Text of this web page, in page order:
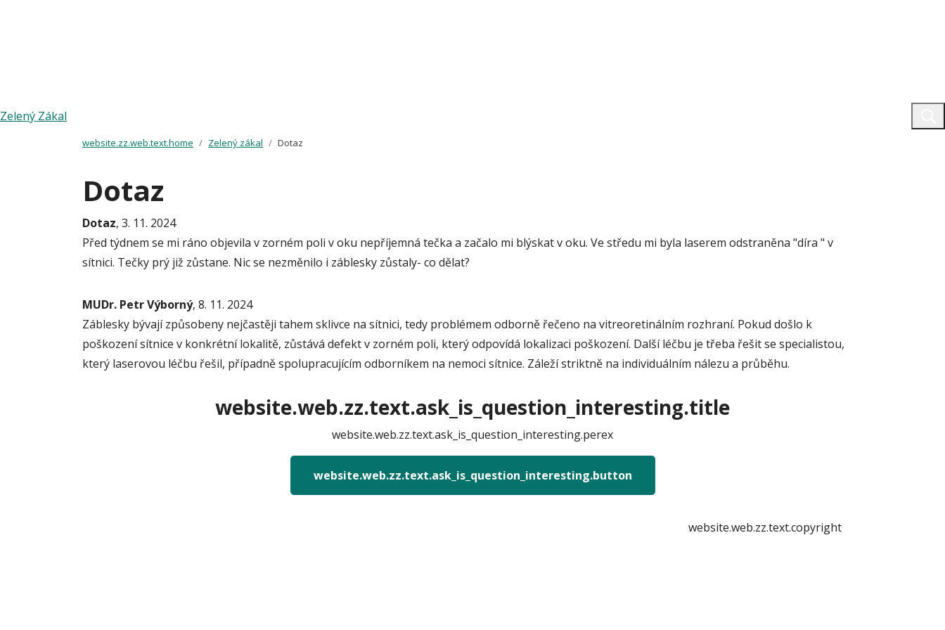
Zelený Zákal
website.zz.web.text.home Zelený zákal Dotaz
Dotaz
Dotaz, 3. 11. 2024
Před týdnem se mi ráno objevila v zorném poli v oku nepříjemná tečka a začalo mi blýskat v oku. Ve středu mi byla laserem odstraněna "díra " v
sítnici. Tečky prý již zůstane. Nic se nezměnilo i záblesky zůstaly- co dělat?
MUDr. Petr Výborný, 8. 11. 2024
Záblesky bývají způsobeny nejčastěji tahem sklivce na sítnici, tedy problémem odborně řečeno na vitreoretinálním rozhraní. Pokud došlo k
poškození sítnice v konkrétní lokalitě, zůstává defekt v zorném poli, který odpovídá lokalizaci poškození. Další léčbu je třeba řešit se specialistou,
který laserovou léčbu řešil, případně spolupracujícím odborníkem na nemoci sítnice. Záleží striktně na individuálním nálezu a průběhu.
website.web.zz.text.ask_is_question_interesting.title
website.web.zz.text.ask_is_question_interesting.perex
website.web.zz.text.ask_is_question_interesting.button
website.web.zz.text.copyright